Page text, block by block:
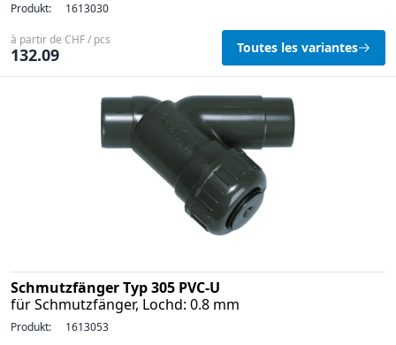
Produkt: 1613030
à partir de CHF / pcs
132.09 Toutes les variantes
Schmutzfänger Typ 305 PVC-U
für Schmutzfänger, Lochd: 0.8 mm
Produkt: 1613053